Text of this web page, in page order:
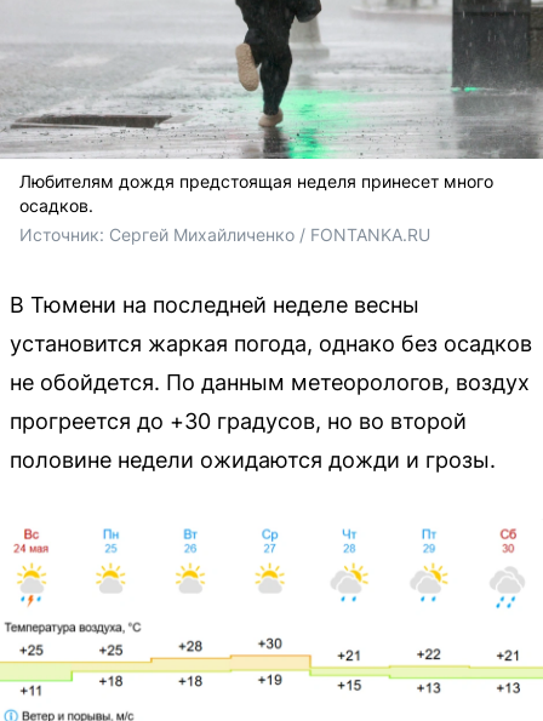
Любителям дождя предстоящая неделя принесет много
осадков.
Источник: Сергей Михайличенко / FONTANKA.RU
В Тюмени на последней неделе весны
установится жаркая погода, однако без осадков
не обойдется. По данным метеорологов, воздух
прогреется до +30 градусов, но во второй
половине недели ожидаются дожди и грозы.